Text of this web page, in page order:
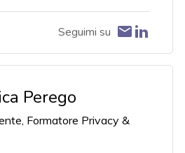
Seguimi su
Perego
Formatore Privacy &